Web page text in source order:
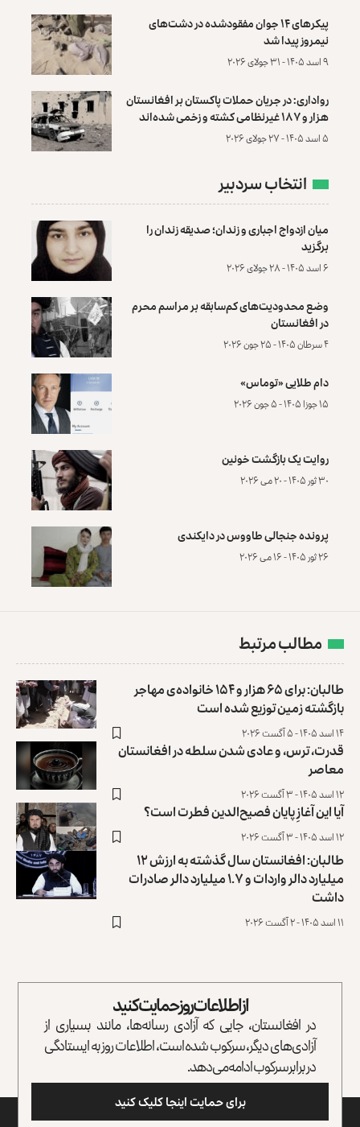
پیکرهای ۱۴ جوان مفقودشده در دشت‌های
نیمروز پیدا شد
۹ اسد ۱۴۰۵ - ۳۱ جولای ۲۰۲۶
رواداری: در جریان حملات پاکستان بر افغانستان
هزار و ۱۸۷ غیرنظامی کشته و زخمی شده‌اند
۵ اسد ۱۴۰۵ - ۲۷ جولای ۲۰۲۶
انتخاب سردبیر
میان ازدواج اجباری و زندان؛ صدیقه زندان را
برگزید
۶ اسد ۱۴۰۵ - ۲۸ جولای ۲۰۲۶
وضع محدودیت‌های کم‌سابقه بر مراسم محرم
در افغانستان
۴ سرطان ۱۴۰۵ - ۲۵ جون ۲۰۲۶
دام طلایی «توماس»
۱۵ جوزا ۱۴۰۵ - ۵ جون ۲۰۲۶
روایت یک بازگشت خونین
۳۰ ثور ۱۴۰۵ - ۲۰ می ۲۰۲۶
پرونده‌ جنجالی طاووس در دایکندی
۲۶ ثور ۱۴۰۵ - ۱۶ می ۲۰۲۶
مطالب مرتبط
طالبان: برای ۶۵ هزار و ۱۵۴ خانواده‌ی مهاجر
بازگشته زمین توزیع ‏شده است
۱۴ اسد ۱۴۰۵ - ۵ آگست ۲۰۲۶
قدرت، ترس، و عادی ‌شدن سلطه در افغانستان
معاصر
۱۲ اسد ۱۴۰۵ - ۳ آگست ۲۰۲۶
آیا این آغازِ پایان فصیح‌الدین فطرت است؟
۱۲ اسد ۱۴۰۵ - ۳ آگست ۲۰۲۶
طالبان: افغانستان سال گذشته به ارزش ۱۲
میلیارد دالر واردات و ۱.۷ میلیارد دالر صادرات
داشت
۱۱ اسد ۱۴۰۵ - ۲ آگست ۲۰۲۶
از اطلاعات روز حمایت کنید
در افغانستان، جایی که آزادی رسانه‌ها، مانند بسیاری از
آزادی‌های دیگر، سرکوب شده است، اطلاعات روز به ایستادگی
در برابر سرکوب ادامه می‌دهد.
برای حمایت اینجا کلیک کنید